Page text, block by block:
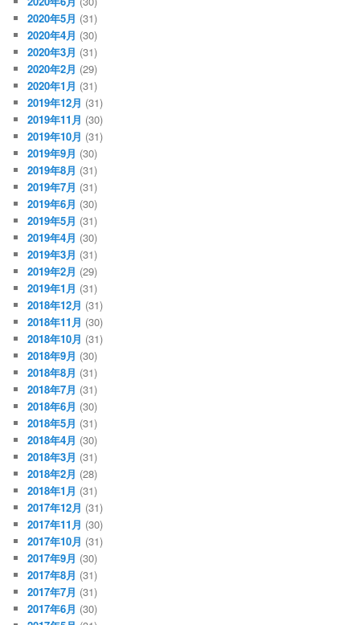
2020年5月 (31)
2020年4月 (30)
2020年3月 (31)
2020年2月 (29)
2020年1月 (31)
2019年12月 (31)
2019年11月 (30)
2019年10月 (31)
2019年9月 (30)
2019年8月 (31)
2019年7月 (31)
2019年6月 (30)
2019年5月 (31)
2019年4月 (30)
2019年3月 (31)
2019年2月 (29)
2019年1月 (31)
2018年12月 (31)
2018年11月 (30)
2018年10月 (31)
2018年9月 (30)
2018年8月 (31)
2018年7月 (31)
2018年6月 (30)
2018年5月 (31)
2018年4月 (30)
2018年3月 (31)
2018年2月 (28)
2018年1月 (31)
2017年12月 (31)
2017年11月 (30)
2017年10月 (31)
2017年9月 (30)
2017年8月 (31)
2017年7月 (31)
2017年6月 (30)